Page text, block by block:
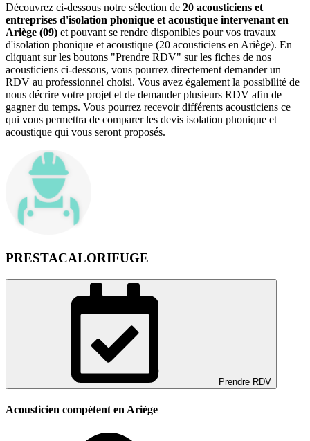
Découvrez ci-dessous notre sélection de 20 acousticiens et
entreprises d'isolation phonique et acoustique intervenant en
Ariège (09) et pouvant se rendre disponibles pour vos travaux
d'isolation phonique et acoustique (20 acousticiens en Ariège). En
cliquant sur les boutons "Prendre RDV" sur les fiches de nos
acousticiens ci-dessous, vous pourrez directement demander un
RDV au professionnel choisi. Vous avez également la possibilité de
nous décrire votre projet et de demander plusieurs RDV afin de
gagner du temps. Vous pourrez recevoir différents acousticiens ce
qui vous permettra de comparer les devis isolation phonique et
acoustique qui vous seront proposés.
PRESTACALORIFUGE
Prendre RDV
Acousticien compétent en Ariège